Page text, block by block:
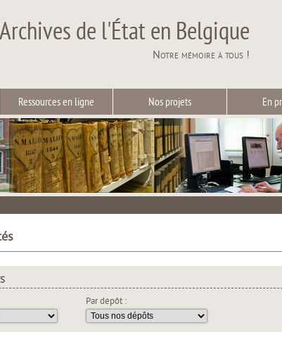
Archives de l'État en Belgique
Notre mémoire à tous !
Ressources en ligne Nos projets En
Par dépôt :